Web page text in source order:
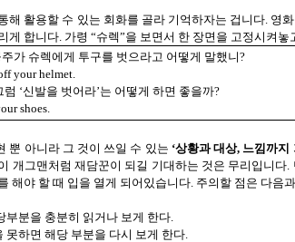
해 활용할 수 있는 회화를 골라 기억하자는 겁니다. 영
게 합니다. 가령 “슈렉”을 보면서 한 장면을 고정시켜
가 슈렉에게 투구를 벗으라고 어떻게 말했니?
your helmet.
‘신발을 벗어라’는 어떻게 하면 좋을까?
shoes.
뿐 아니라 그 것이 쓰일 수 있는 ‘상황과 대상, 느낌까지
개그맨처럼 재담꾼이 되길 기대하는 것은 무리입니다
해야 할 때 입을 열게 되어있습니다. 주의할 점은 다음
부분을 충분히 읽거나 보게 한다.
못하면 해당 부분을 다시 보게 한다.